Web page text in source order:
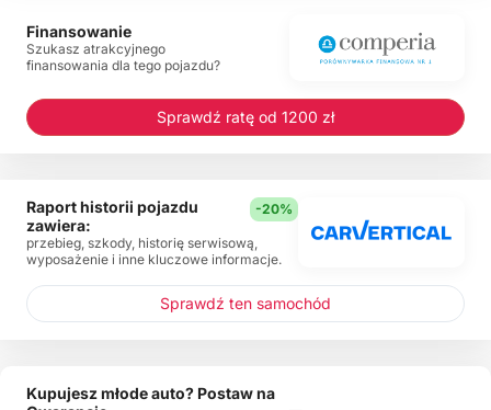
Finansowanie
Szukasz atrakcyjnego
finansowania dla tego pojazdu?
Sprawdź ratę od 1200 zł
Raport historii pojazdu
zawiera:
-20%
przebieg, szkody, historię serwisową,
wyposażenie i inne kluczowe informacje.
Sprawdź ten samochód
Kupujesz młode auto? Postaw na